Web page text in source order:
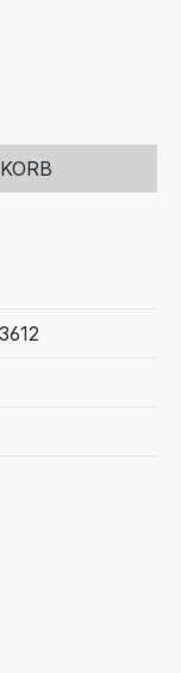
Wert